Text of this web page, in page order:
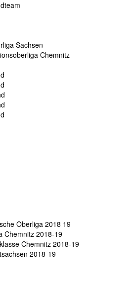
Sachsen
Chemnitz
Oberliga 2018 19
Chemnitz 2018-19
Chemnitz 2018-19
2018-19